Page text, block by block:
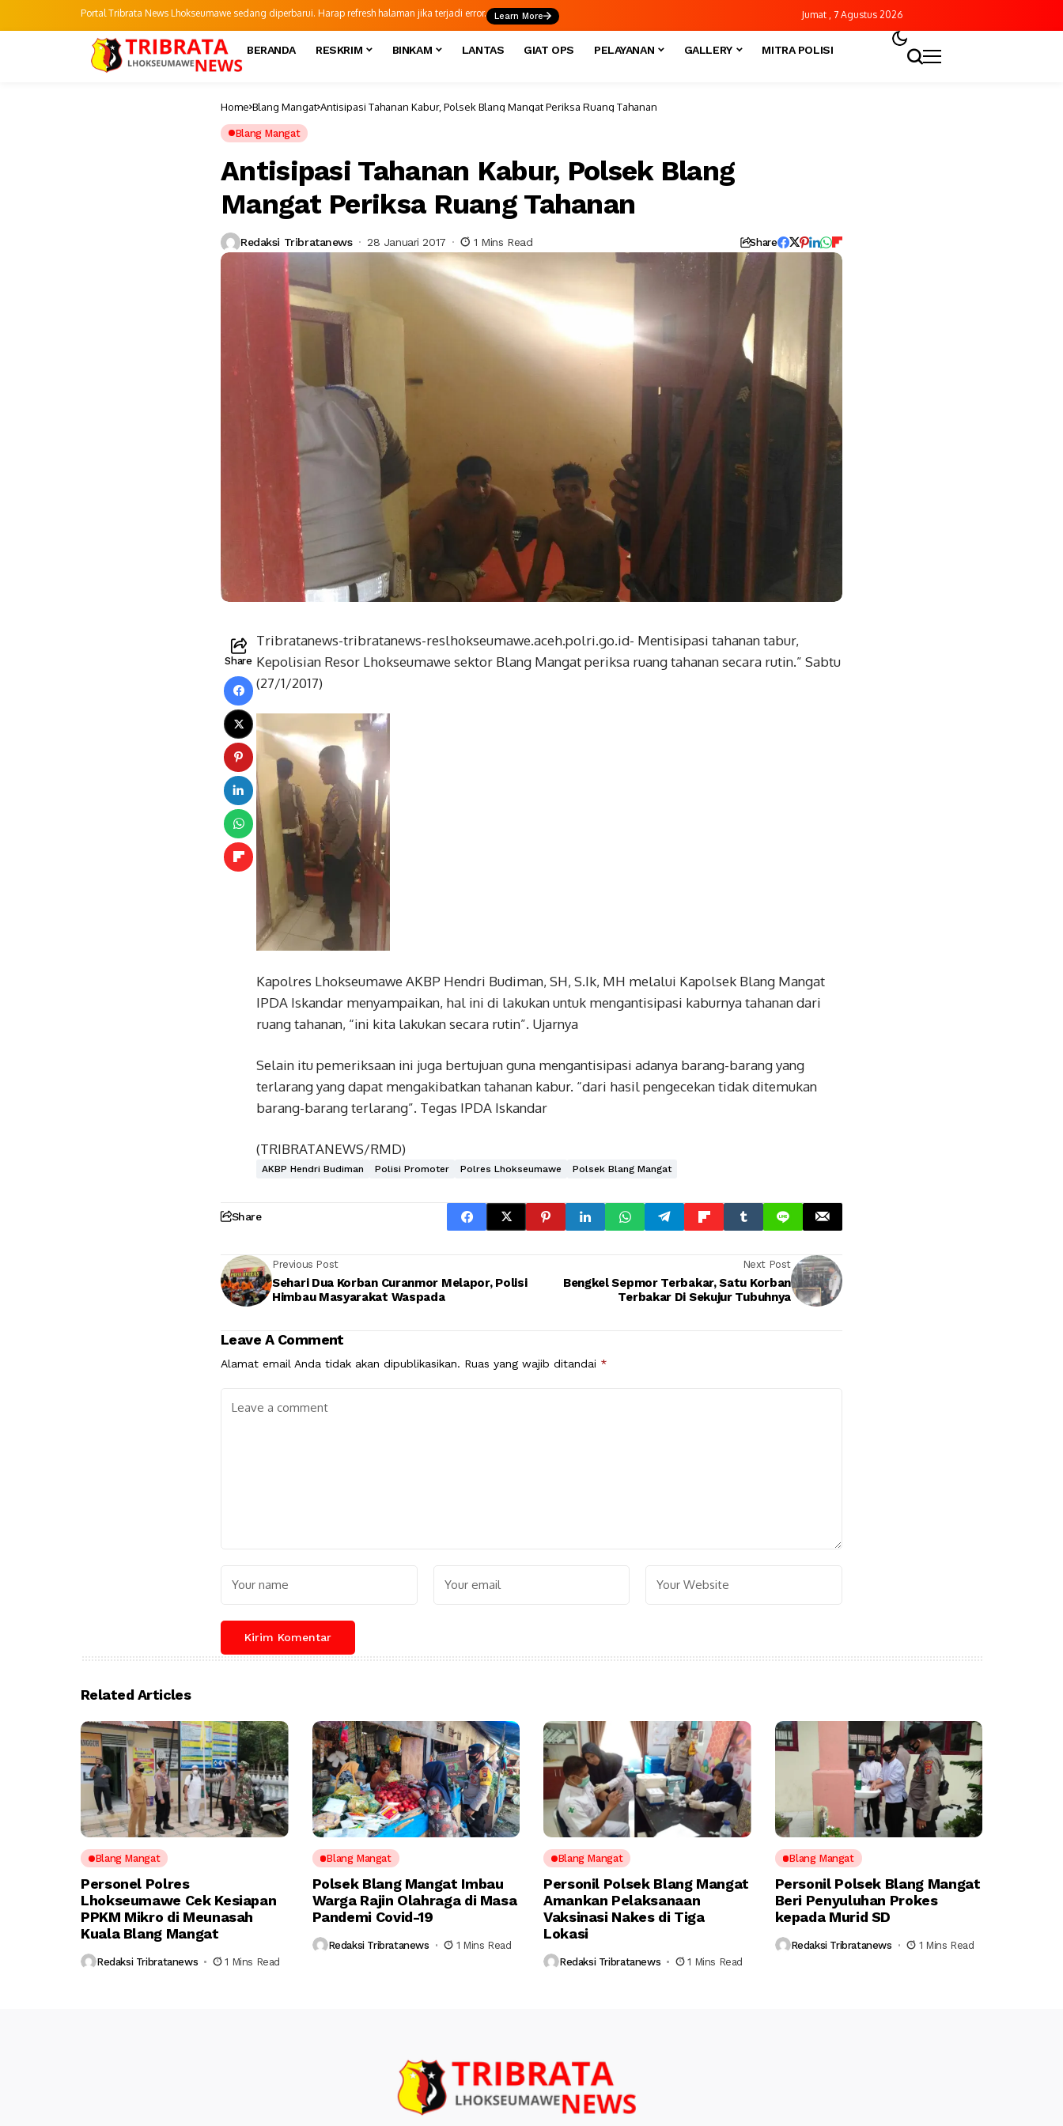
Portal Tribrata News Lhokseumawe sedang diperbarui. Harap refresh halaman jika terjadi error. Learn More Jumat , 7 Agustus 2026
BERANDA RESKRIM BINKAM LANTAS GIAT OPS PELAYANAN GALLERY MITRA POLISI
Home Blang Mangat Antisipasi Tahanan Kabur, Polsek Blang Mangat Periksa Ruang Tahanan
Blang Mangat
Antisipasi Tahanan Kabur, Polsek Blang
Mangat Periksa Ruang Tahanan
Redaksi Tribratanews 28 Januari 2017 1 Mins Read Share
Share
Tribratanews-tribratanews-reslhokseumawe.aceh.polri.go.id- Mentisipasi tahanan tabur,
Kepolisian Resor Lhokseumawe sektor Blang Mangat periksa ruang tahanan secara rutin.” Sabtu
(27/1/2017)
Kapolres Lhokseumawe AKBP Hendri Budiman, SH, S.Ik, MH melalui Kapolsek Blang Mangat
IPDA Iskandar menyampaikan, hal ini di lakukan untuk mengantisipasi kaburnya tahanan dari
ruang tahanan, “ini kita lakukan secara rutin”. Ujarnya
Selain itu pemeriksaan ini juga bertujuan guna mengantisipasi adanya barang-barang yang
terlarang yang dapat mengakibatkan tahanan kabur. “dari hasil pengecekan tidak ditemukan
barang-barang terlarang”. Tegas IPDA Iskandar
(TRIBRATANEWS/RMD)
AKBP Hendri Budiman Polisi Promoter Polres Lhokseumawe Polsek Blang Mangat
Share
Previous Post
Sehari Dua Korban Curanmor Melapor, Polisi
Himbau Masyarakat Waspada
Next Post
Bengkel Sepmor Terbakar, Satu Korban
Terbakar Di Sekujur Tubuhnya
Leave A Comment
Alamat email Anda tidak akan dipublikasikan. Ruas yang wajib ditandai *
Related Articles
Blang Mangat
Personel Polres
Lhokseumawe Cek Kesiapan
PPKM Mikro di Meunasah
Kuala Blang Mangat
Redaksi Tribratanews 1 Mins Read
Blang Mangat
Polsek Blang Mangat Imbau
Warga Rajin Olahraga di Masa
Pandemi Covid-19
Redaksi Tribratanews 1 Mins Read
Blang Mangat
Personil Polsek Blang Mangat
Amankan Pelaksanaan
Vaksinasi Nakes di Tiga
Lokasi
Redaksi Tribratanews 1 Mins Read
Blang Mangat
Personil Polsek Blang Mangat
Beri Penyuluhan Prokes
kepada Murid SD
Redaksi Tribratanews 1 Mins Read